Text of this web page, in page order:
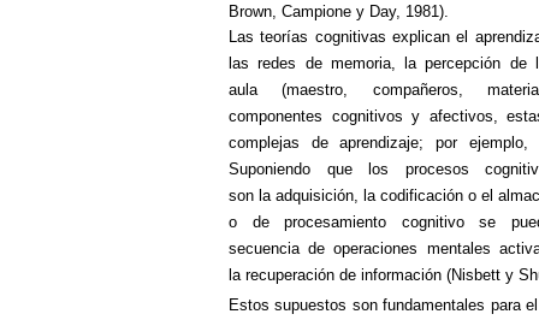
Brown, Campione y Day, 1981).
Las teorías cognitivas explican el
las redes de memoria, la percepción
aula (maestro, compañeros,
componentes cognitivos y afectivos,
complejas de aprendizaje; por
Suponiendo que los procesos
son la adquisición, la codificación o el
o de procesamiento cognitivo se
secuencia de operaciones mentales
la recuperación de información (Nisbett y
Estos supuestos son fundamentales parael